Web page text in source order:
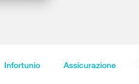
Infortunio Assicurazione